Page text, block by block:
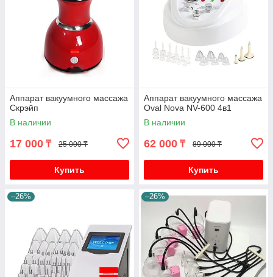
Аппарат вакуумного массажа
Скрэйп
В наличии
17 000 ₸ 25 000 ₸
Купить
Аппарат вакуумного массажа
Oval Nova NV-600 4в1
В наличии
62 000 ₸ 89 000 ₸
Купить
–26% –26%